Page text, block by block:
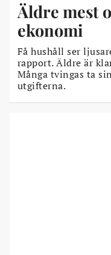
Äldre mest
ekonomi
Få hushåll ser
rapport. Äldre är
Många tvingas ta
utgifterna.